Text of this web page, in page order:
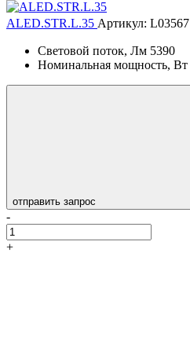
ALED.STR.L.35 Артикул: L03567
Световой поток, Лм 5390
Номинальная мощность, Вт
отправить запрос
-
+